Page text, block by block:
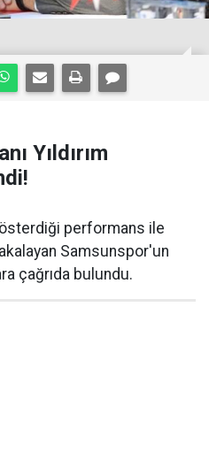
Yıldırım
performans ile
Samsunspor'un
çağrıda bulundu.